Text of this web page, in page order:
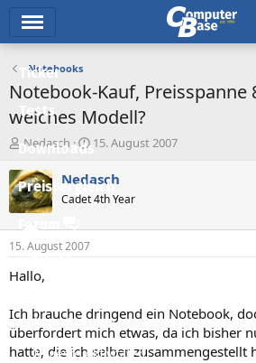
Ticker
Tests
Downloads
Preisvergleich
Forum
Aktuelles
Neue Beiträge
Neueste Aktivitäten
Notebooks
Notebook-Kauf, Preisspanne
welches Modell?
E
r
s
t
e
e
r
Nedasch
E
r
s
e
t
15. August 2007
Nedasch
Cadet 4th Year
15. August 2007
Hallo,
Ich brauche dringend ein Notebook,
überfordert mich etwas, da ich bisher
hatte, die ich selber zusammengestellt